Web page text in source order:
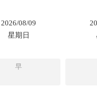
2026/08/09
星期日
早